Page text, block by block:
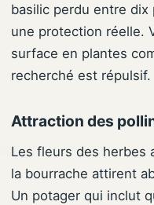
basilic perdu entre
une protection réelle.
surface en plantes
recherché est répulsif.
Attraction des
Les fleurs des herbes
la bourrache attirent
Un potager qui inclut